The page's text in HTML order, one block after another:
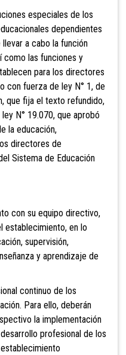
especiales de los
dependientes
llevar a cabo la función
como las funciones y
para los directores
con fuerza de ley N° 1, de
que fija el texto refundido,
N° 19.070, que aprobó
la educación,
directores de
Sistema de Educación
con su equipo directivo,
establecimiento, en lo
supervisión,
y aprendizaje de
continuo de los
Para ello, deberán
la implementación
profesional de los